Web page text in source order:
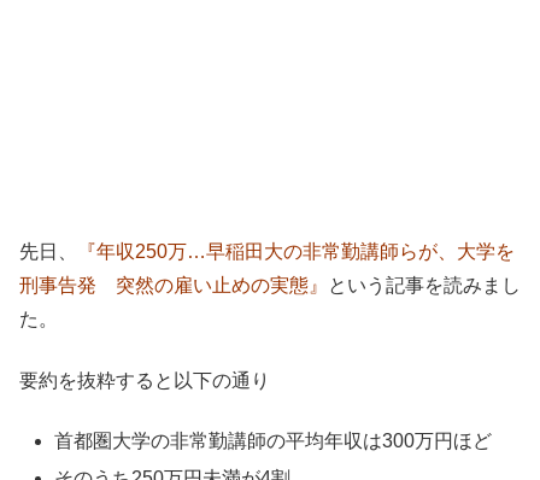
先日、
『年収250万…早稲田大の非常勤講師らが、大学を
刑事告発 突然の雇い止めの実態』
という記事を読みまし
た。
要約を抜粋すると以下の通り
首都圏大学の非常勤講師の平均年収は300万円ほど